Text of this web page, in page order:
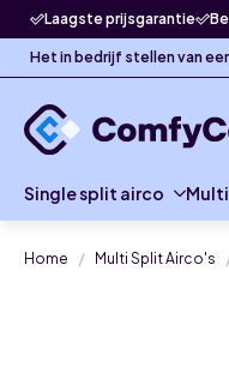
Laagste prijsgarantie
Het in bedrijf stellen van
Single split airco
Home Multi Split Airco's